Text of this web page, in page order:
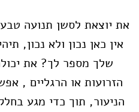
את יוצאת לסשן תנועה
אין כאן נכון ולא נכון,
שלך מספר לך? את
הזרועות או הרגליים ,
הניעור, תוך כדי מגע